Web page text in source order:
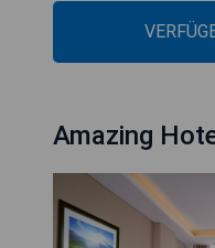
Amazing